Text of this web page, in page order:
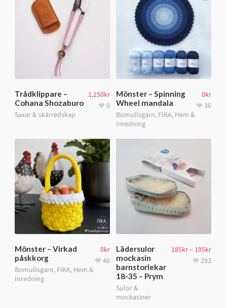
Trådklippare –
Cohana Shozaburo
Saxar & skärredskap
1,150kr
0
Mönster – Spinning
Wheel mandala
Bomullsgarn, FIKA, Hem &
Inredning
0kr
36
Mönster – Virkad
påskkorg
Bomullsgarn, FIKA, Hem &
Inredning
0kr
46
Lädersulor
mockasin
barnstorlekar
18-35 – Prym
Sulor &
mockasiner
185kr– 195kr
293